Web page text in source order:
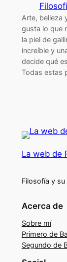
Arte, belleza
gusta lo que
la piel de
increíble y
decide qué
Todas estas
La web de
Filosofía y
Acerca de
Sobre mí
Primero de
Segundo de